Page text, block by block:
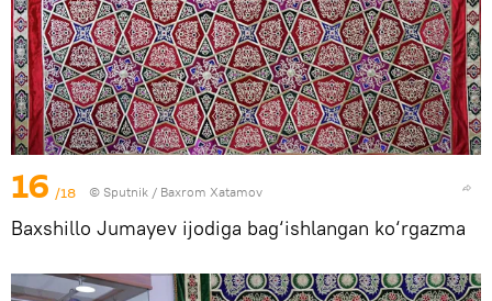
16 /18 © Sputnik / Baxrom Xatamov
Baxshillo Jumayev ijodiga bag‘ishlangan ko‘rgazma